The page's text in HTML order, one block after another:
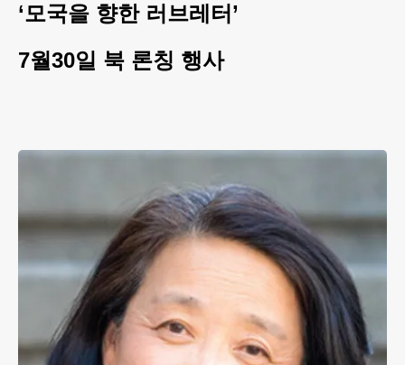
‘모국을 향한 러브레터’
7월30일 북 론칭 행사